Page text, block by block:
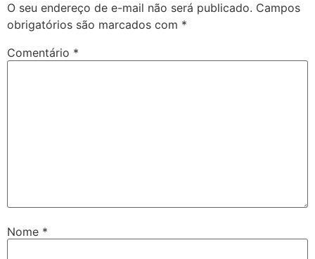
O seu endereço de e-mail não será publicado. Campos
obrigatórios são marcados com *
Comentário *
Nome *